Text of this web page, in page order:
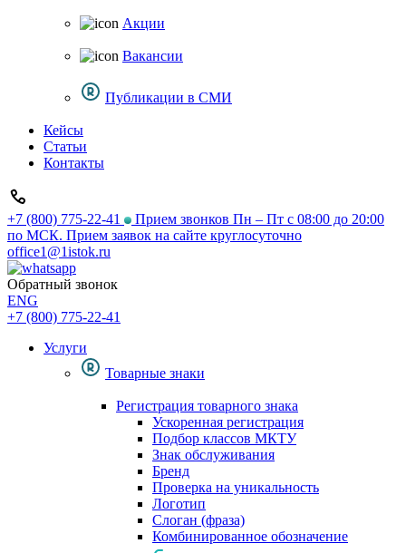
Акции
Вакансии
Публикации в СМИ
Кейсы
Статьи
Контакты
+7 (800) 775-22-41
Прием звонков Пн – Пт с 08:00 до 20:00
по МСК. Прием заявок на сайте круглосуточно
office1@1istok.ru
Обратный звонок
ENG
+7 (800) 775-22-41
Услуги
Товарные знаки
Регистрация товарного знака
Ускоренная регистрация
Подбор классов МКТУ
Знак обслуживания
Бренд
Проверка на уникальность
Логотип
Слоган (фраза)
Комбинированное обозначение